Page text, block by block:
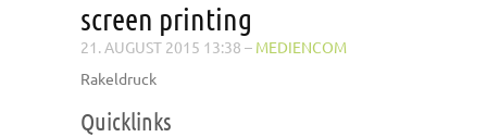
screen printing
21. AUGUST 2015 13:38 – MEDIENCOM
Rakeldruck
Quicklinks